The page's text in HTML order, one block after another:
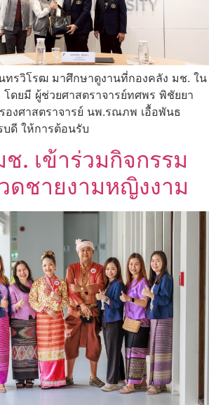
ทรวิโรฒ มาศึกษาดูงานที่กองคลัง มช. ใน
ดยมี ผู้ช่วยศาสตราจารย์ทศพร พิชัยยา
องศาสตราจารย์ นพ.รณภพ เอื้อพันธ
บดี ให้การต้อนรับ
. เข้าร่วมกิจกรรม
ดชายงามหญิงงาม